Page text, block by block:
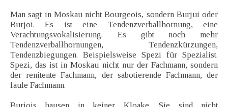
Man sagt in Moskau nicht Bourgeois, sondern Burjui oder
Burjoi. Es ist eine Tendenzverballhornung, eine
Verachtungsvokalisierung. Es gibt noch mehr
Tendenzverballhornungen, Tendenzkürzungen,
Tendenzbiegungen. Beispielsweise Spezi für Spezialist.
Spezi, das ist in Moskau nicht nur der Fachmann, sondern
der renitente Fachmann, der sabotierende Fachmann, der
faule Fachmann.